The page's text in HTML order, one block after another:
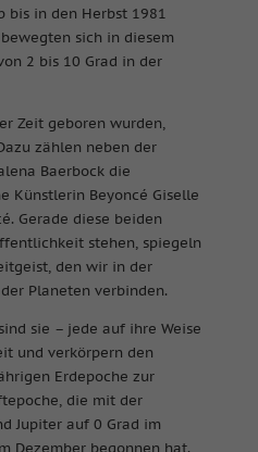
bis in den Herbst 1981
sich in diesem
2 bis 10 Grad in der
Zeit geboren wurden,
zählen neben der
Baerbock die
Künstlerin Beyoncé Giselle
Gerade diese beiden
stehen, spiegeln
den wir in der
Planeten verbinden.
sie – jede auf ihre Weise
und verkörpern den
Erdepoche zur
die mit der
Jupiter auf 0 Grad im
Dezember begonnen hat.